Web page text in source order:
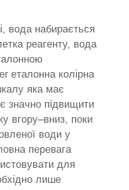
вода набирається
реагенту, вода
еталонна колірна
яка має
значно підвищити
вгору–вниз, поки
води у
перевага
для
лише